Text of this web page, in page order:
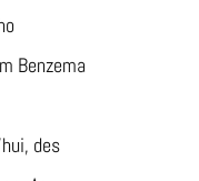
Benzema
des